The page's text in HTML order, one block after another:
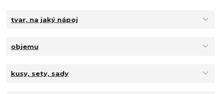
tvar, na jaký nápoj
objemu
kusy, sety, sady